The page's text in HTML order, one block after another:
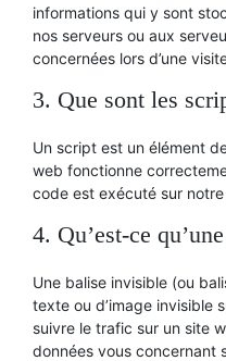
informations qui y sont
nos serveurs ou aux
concernées lors d’une
3. Que sont les
Un script est un élément
web fonctionne
code est exécuté sur
4. Qu’est-ce
Une balise invisible (ou
texte ou d’image invisible
suivre le trafic sur un site
données vous concernant